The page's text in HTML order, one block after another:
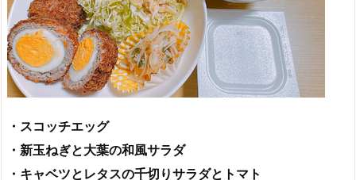
・スコッチエッグ
・新玉ねぎと大葉の和風サラダ
・キャベツとレタスの千切りサラダとトマト